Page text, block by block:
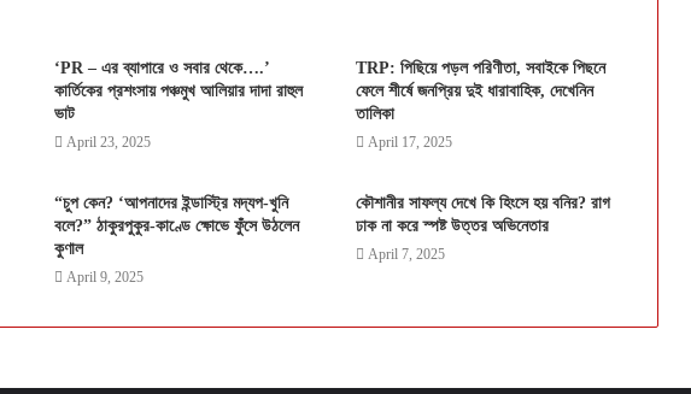
‘PR – এর ব্যাপারে ও সবার থেকে….’
কার্তিকের প্রশংসায় পঞ্চমুখ আলিয়ার দাদা রাহুল
ভাট
April 23, 2025
TRP: পিছিয়ে পড়ল পরিণীতা, সবাইকে পিছনে
ফেলে শীর্ষে জনপ্রিয় দুই ধারাবাহিক, দেখেনিন
তালিকা
April 17, 2025
“চুপ কেন? ‘আপনাদের ইন্ডাস্ট্রি মদ্যপ-খুনি
বলে?” ঠাকুরপুকুর-কাণ্ডে ক্ষোভে ফুঁসে উঠলেন
কুণাল
April 9, 2025
কৌশানীর সাফল্য দেখে কি হিংসে হয় বনির? রাগ
ঢাক না করে স্পষ্ট উত্তর অভিনেতার
April 7, 2025